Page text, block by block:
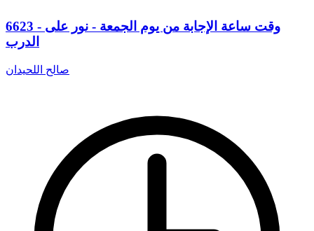
6623 - وقت ساعة الإجابة من يوم الجمعة - نور على
الدرب
صالح اللحيدان